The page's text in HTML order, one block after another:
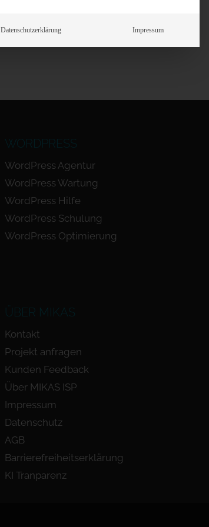
WORDPRESS
WordPress Agentur
WordPress Wartung
WordPress Hilfe
WordPress Schulung
WordPress Optimierung
ÜBER MIKAS
Kontakt
Projekt anfragen
Kunden Feedback
Über MIKAS ISP
Impressum
Datenschutz
AGB
Barrierefreiheits­erklärung
KI Tranparenz
Datenschutzerklärung Impressum